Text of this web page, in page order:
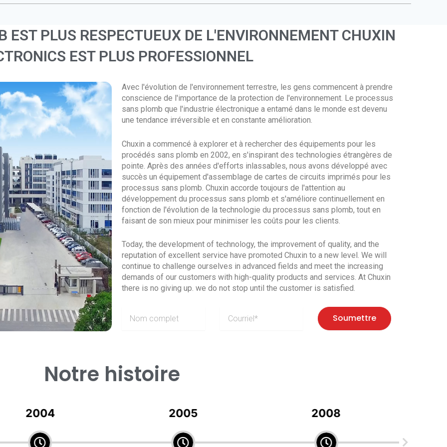
FR
HU
RO
SL
FI
FY
HE
KO
JA
EST PLUS RESPECTUEUX DE L'ENVIRONNEMENT CHUXIN
EST PLUS PROFESSIONNEL
Avec l'évolution de l'environnement terrestre, les gens commencent à prendre
conscience de l'importance de la protection de l'environnement. Le processus
sans plomb que l'industrie électronique a entamé dans le monde est devenu
une tendance irréversible et en constante amélioration.
Chuxin a commencé à explorer et à rechercher des équipements pour les
procédés sans plomb en 2002, en s'inspirant des technologies étrangères de
pointe. Après des années d'efforts inlassables, nous avons développé avec
succès un équipement d'assemblage de cartes de circuits imprimés pour les
processus sans plomb. Chuxin accorde toujours de l'attention au
développement du processus sans plomb et s'améliore continuellement en
fonction de l'évolution de la technologie du processus sans plomb, tout en
faisant de son mieux pour minimiser les coûts pour les clients.
Today, the development of technology, the improvement of quality, and the
reputation of excellent service have promoted Chuxin to a new level. We will
continue to challenge ourselves in advanced fields and meet the increasing
demands of our customers with high-quality products and services. At Chuxin
there is no giving up. we do not stop until the customer is satisfied.
m
p
Soumettre
Notre histoire
2005 2008 2010